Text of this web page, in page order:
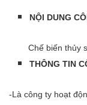
NỘI DUNG
Chế biến thủy
THÔNG TIN
-Là công ty hoạt